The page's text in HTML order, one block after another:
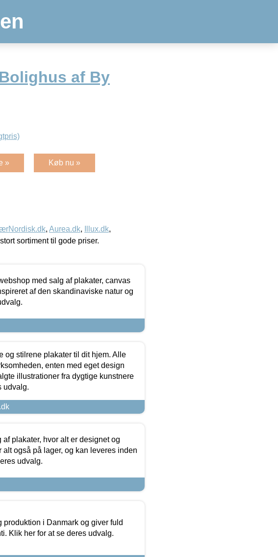
af By
» Køb nu »
, Aurea.dk, Illux.dk,
sortiment til gode priser.
med salg af plakater, canvas
af den skandinaviske natur og
stilrene plakater til dit hjem. Alle
enten med eget design
illustrationer fra dygtige kunstnere
udvalg.
plakater, hvor alt er designet og
også på lager, og kan leveres inden
udvalg.
produktion i Danmark og giver fuld
Klik her for at se deres udvalg.